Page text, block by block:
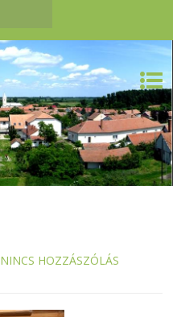
NINCS HOZZÁSZÓLÁS